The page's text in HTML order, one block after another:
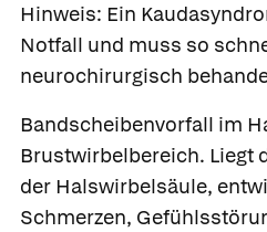
Hinweis: Ein
Notfall und muss so
neurochirurgisch
Bandscheibenvorfall im
Brustwirbelbereich. Liegt
der Halswirbelsäule,
Schmerzen,